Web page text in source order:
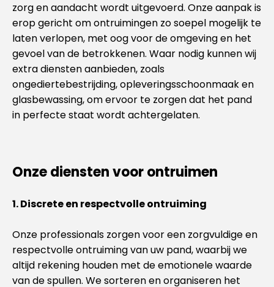
zorg en aandacht wordt uitgevoerd. Onze aanpak is
erop gericht om ontruimingen zo soepel mogelijk te
laten verlopen, met oog voor de omgeving en het
gevoel van de betrokkenen. Waar nodig kunnen wij
extra diensten aanbieden, zoals
ongediertebestrijding, opleveringsschoonmaak en
glasbewassing, om ervoor te zorgen dat het pand
in perfecte staat wordt achtergelaten.
Onze diensten voor ontruimen
1. Discrete en respectvolle ontruiming
Onze professionals zorgen voor een zorgvuldige en
respectvolle ontruiming van uw pand, waarbij we
altijd rekening houden met de emotionele waarde
van de spullen. We sorteren en organiseren het